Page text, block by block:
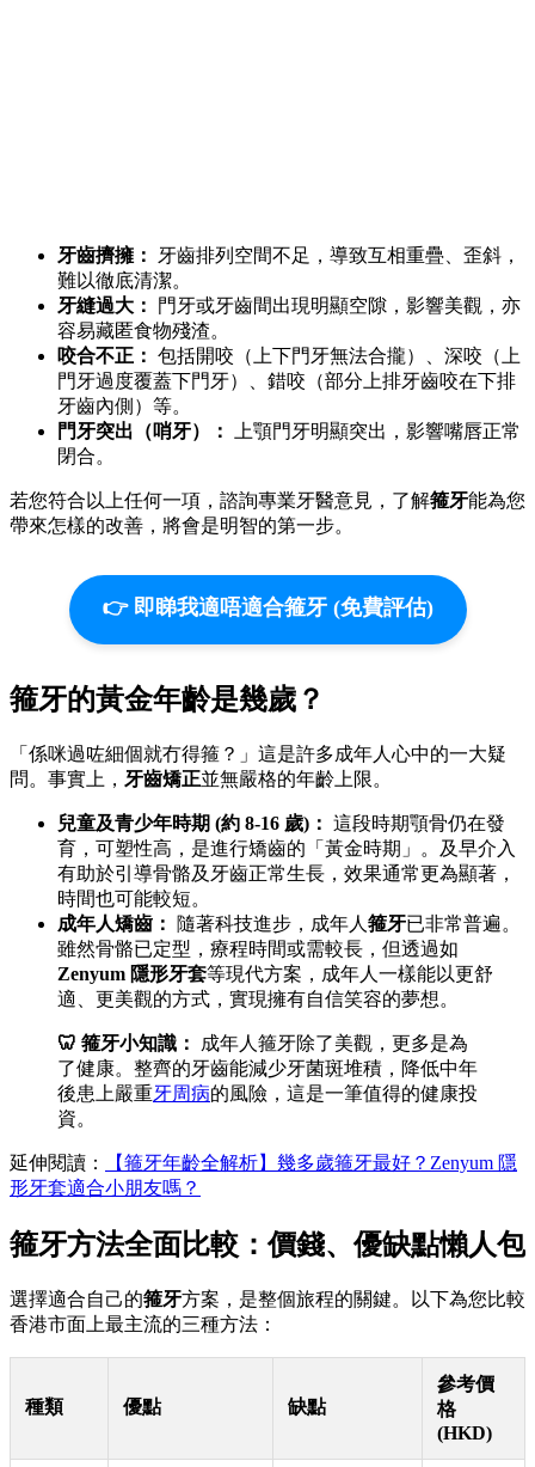
牙齒擠擁：
牙齒排列空間不足，導致互相重疊、歪斜，
難以徹底清潔。
牙縫過大：
門牙或牙齒間出現明顯空隙，影響美觀，亦
容易藏匿食物殘渣。
咬合不正： 包括開咬（上下門牙無法合攏）、深咬（上
門牙過度覆蓋下門牙）、錯咬（部分上排牙齒咬在下排
牙齒內側）等。
門牙突出（哨牙）：
上顎門牙明顯突出，影響嘴唇正常
閉合。
若您符合以上任何一項，諮詢專業牙醫意見，了解箍牙能為您
帶來怎樣的改善，將會是明智的第一步。
👉 即睇我適唔適合箍牙 (免費評估)
箍牙的黃金年齡是幾歲？
「係咪過咗細個就冇得箍？」這是許多成年人心中的一大疑
問。事實上， 牙齒矯正並無嚴格的年齡上限。
兒童及青少年時期 (約 8-16 歲)： 這段時期顎骨仍在發
育，可塑性高，是進行矯齒的「黃金時期」。及早介入
有助於引導骨骼及牙齒正常生長，效果通常更為顯著，
時間也可能較短。
成年人矯齒：
隨著科技進步，成年人 箍牙已非常普遍。
雖然骨骼已定型，療程時間或需較長，但透過如
Zenyum 隱形牙套等現代方案，成年人一樣能以更舒
適、更美觀的方式，實現擁有自信笑容的夢想。
🦷 箍牙小知識：
成年人箍牙除了美觀，更多是為
了健康。整齊的牙齒能減少牙菌斑堆積，降低中年
後患上嚴重牙周病的風險，這是一筆值得的健康投
資。
延伸閱讀：
【箍牙年齡全解析】幾多歲箍牙最好？Zenyum 隱
形牙套適合小朋友嗎？
箍牙方法全面比較：價錢、優缺點懶人包
選擇適合自己的箍牙方案，是整個旅程的關鍵。以下為您比較
香港市面上最主流的三種方法：
種類 優點 缺點
參考價
格
(HKD)